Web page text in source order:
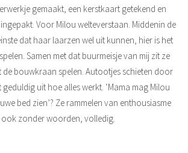
gemaakt, een kerstkaart getekend en
Voor Milou welteverstaan. Middenin de
dat haar laarzen wel uit kunnen, hier is het
Samen met dat buurmeisje van mij zit ze
de bouwkraan spelen. Autootjes schieten door
geduldig uit hoe alles werkt. ‘Mama mag Milou
bed zien’? Ze rammelen van enthousiasme
ook zonder woorden, volledig.